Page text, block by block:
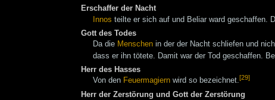
Erschaffer der Nacht
Innos teilte er sich auf und Beliar ward geschaffen.
Gott des Todes
Da die Menschen in der der Nacht schliefen und
dass er ihn tötete. Damit war der Tod geschaffen.
Herr des Hasses
Von den Feuermagiern wird so bezeichnet.[29]
Herr der Zerstörung und Gott der Zerstörung